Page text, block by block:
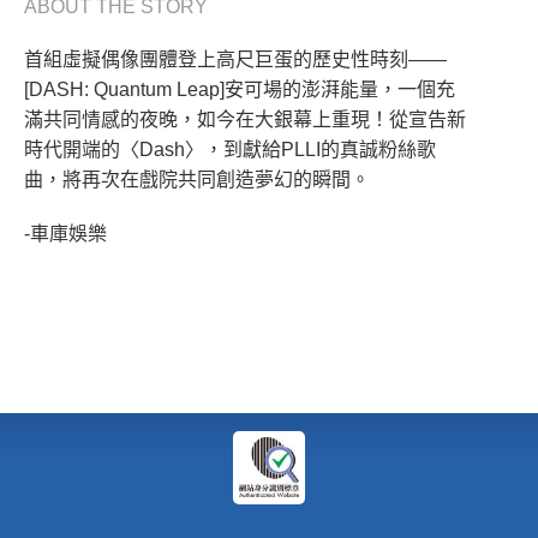
ABOUT THE STORY
首組虛擬偶像團體登上高尺巨蛋的歷史性時刻——
[DASH: Quantum Leap]安可場的澎湃能量，一個充
滿共同情感的夜晚，如今在大銀幕上重現！從宣告新
時代開端的〈Dash〉，到獻給PLLI的真誠粉絲歌
曲，將再次在戲院共同創造夢幻的瞬間。
-車庫娛樂